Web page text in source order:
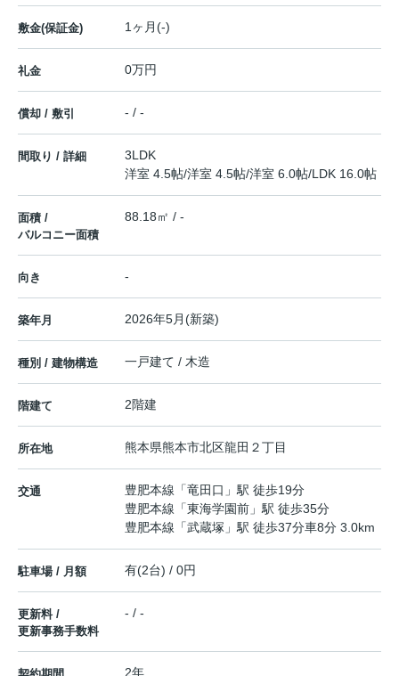
敷金(保証金) 1ヶ月(-)
礼金 0万円
償却 / 敷引 - / -
間取り / 詳細
3LDK
洋室 4.5帖/洋室 4.5帖/洋室 6.0帖/LDK 16.0帖
面積 /
バルコニー面積
88.18㎡ / -
向き -
築年月 2026年5月(新築)
種別 / 建物構造 一戸建て / 木造
階建て 2階建
所在地 熊本県熊本市北区龍田 ２丁目
交通 豊肥本線 「竜田口 」駅 徒歩19分
豊肥本線 「東海学園前 」駅 徒歩35分
豊肥本線 「武蔵塚 」駅 徒歩37分車8分 3.0km
駐車場 / 月額 有(2台) / 0円
更新料 /
更新事務手数料
- / -
2年